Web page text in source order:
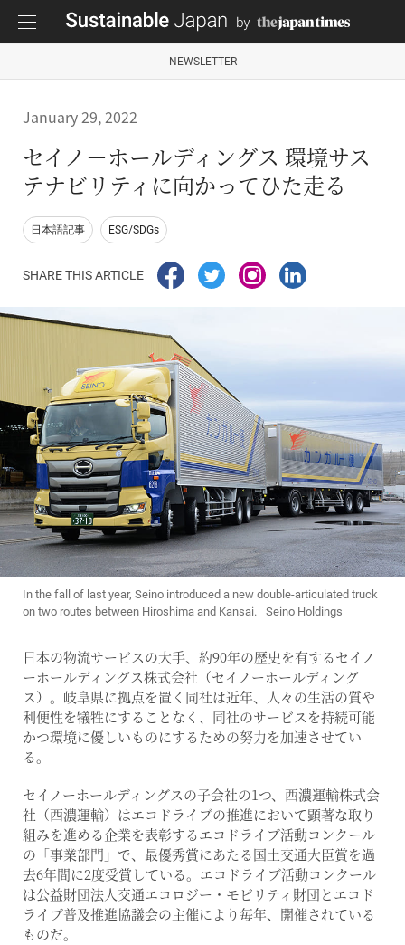
NEWSLETTER
January 29, 2022
セイノ－ホールディングス 環境サス
テナビリティに向かってひた走る
日本語記事 ESG/SDGs
SHARE THIS ARTICLE
In the fall of last year, Seino introduced a new double-articulated truck
on two routes between Hiroshima and Kansai. Seino Holdings
日本の物流サービスの大手、約90年の歴史を有するセイノ
ーホールディングス株式会社（セイノーホールディング
ス）。岐阜県に拠点を置く同社は近年、人々の生活の質や
利便性を犠牲にすることなく、同社のサービスを持続可能
かつ環境に優しいものにするための努力を加速させてい
る。
セイノーホールディングスの子会社の1つ、西濃運輸株式会
社（西濃運輸）はエコドライブの推進において顕著な取り
組みを進める企業を表彰するエコドライブ活動コンクール
の「事業部門」で、最優秀賞にあたる国土交通大臣賞を過
去6年間に2度受賞している。エコドライブ活動コンクール
は公益財団法人交通エコロジー・モビリティ財団とエコド
ライブ普及推進協議会の主催により毎年、開催されている
ものだ。